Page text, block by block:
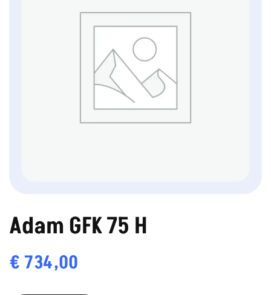
Adam GFK 75 H
€ 734,00